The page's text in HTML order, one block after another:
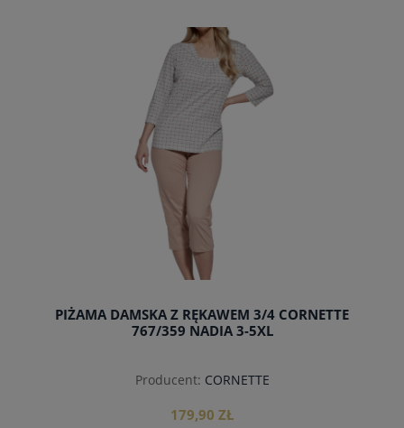
do koszyka
PIŻAMA DAMSKA Z RĘKAWEM 3/4 CORNETTE
767/359 NADIA 3-5XL
Producent: CORNETTE
179,90 ZŁ